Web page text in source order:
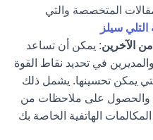
المتخصصة والتي
التلي سيلز
الآخرين: يمكن أن تساعد
في تحديد نقاط القوة
يمكن تحسينها. يشمل ذلك
والحصول على ملاحظات من
الهاتفية الخاصة بك